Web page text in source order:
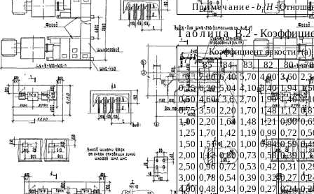
Примечание - bi/H-
ТаблицаВ.2 -
bi/H
Коэффициент яркостиr(a)
85 84 83 82 80
78
0
7,00 6,40 5,70 4,90 3,60
0,25 6,20 5,04 4,10 3,40 1,94
0,50 4,60 3,6 2,70 1,90 1,40
0,75 3,50 2,20 1,70 1,48 1,12
1,00 2,20 1,64 1,48 1,21 0,90
1,25 1,70 1,42 1,19 0,99 0,72
1,50 1,51 1,20 1,00 0,84 0,59
2,00 1,12 0,80 0,73 0,58 0,39
2,50 0,96 0,72 0,53 0,42 0,31
3,00 0,78 0,54 0,39 0,32 0,27
4,00 0,48 0,34 0,29 0,27 0,24